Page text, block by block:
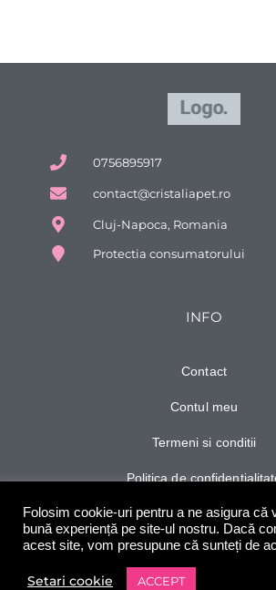
0756895917
contact@cristaliapet.ro
Cluj-Napoca, Romania
Protectia consumatorului
INFO
Contact
Contul meu
Termeni si conditii
Politica de
Ghid de marimi
Personalizeaza
Folosim cookie-uri pentru a ne asigura că
bună experiență pe site-ul nostru. Dacă
acest site, vom presupune că sunteți de
Setari cookie ACCEPT
0